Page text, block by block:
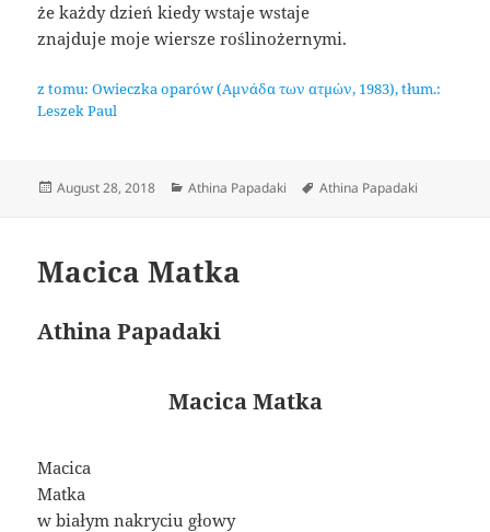
że każdy dzień kiedy wstaje wstaje
znajduje moje wiersze roślinożernymi.
z tomu: Owieczka oparów (Αμνάδα των ατμών, 1983), tłum.:
Leszek Paul
Posted
August 28, 2018 Categories
Athina Papadaki Tags
Athina Papadaki
Macica Matka
Athina Papadaki
Macica Matka
Macica
Matka
w białym nakryciu głowy